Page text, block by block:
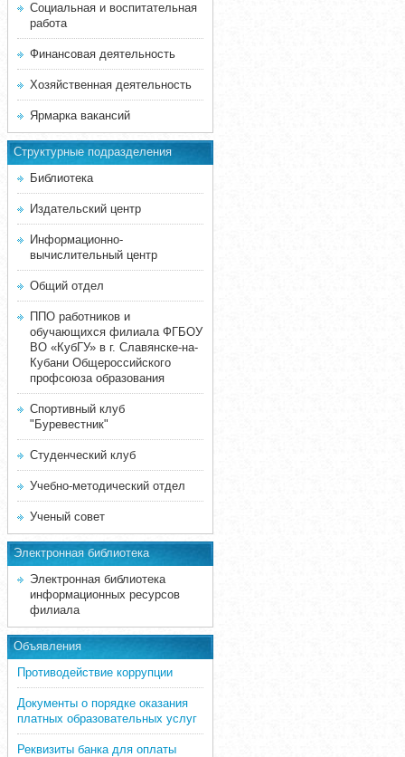
Социальная и воспитательная
работа
Финансовая деятельность
Хозяйственная деятельность
Ярмарка вакансий
Структурные подразделения
Библиотека
Издательский центр
Информационно-
вычислительный центр
Общий отдел
ППО работников и
обучающихся филиала ФГБОУ
ВО «КубГУ» в г. Славянске-на-
Кубани Общероссийского
профсоюза образования
Спортивный клуб
"Буревестник"
Студенческий клуб
Учебно-методический отдел
Ученый совет
Электронная библиотека
Электронная библиотека
информационных ресурсов
филиала
Объявления
Противодействие коррупции
Документы о порядке оказания
платных образовательных услуг
Реквизиты банка для оплаты